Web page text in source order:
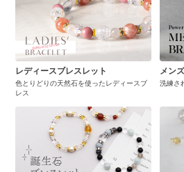
レディースブレスレット
色とりどりの天然石を使ったレディースブ
レス
メン
洗練さ